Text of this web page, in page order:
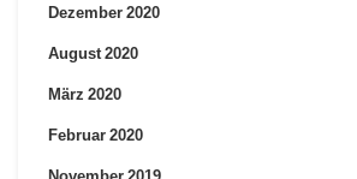
Dezember 2020
August 2020
März 2020
Februar 2020